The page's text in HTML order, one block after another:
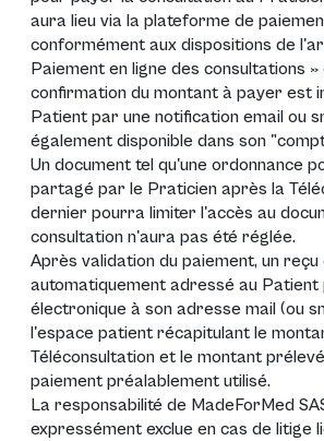
aura lieu via la plateforme de
conformément aux dispositions de
Paiement en ligne des consultations »
confirmation du montant à payer est
Patient par une notification email ou
également disponible dans son
Un document tel qu'une ordonnance
partagé par le Praticien après la
dernier pourra limiter l'accès au
consultation n'aura pas été réglée.
Après validation du paiement, un reçu
automatiquement adressé au
électronique à son adresse mail (ou
l'espace patient récapitulant le
Téléconsultation et le montant
paiement préalablement utilisé.
La responsabilité de MadeForMed
expressément exclue en cas de litige